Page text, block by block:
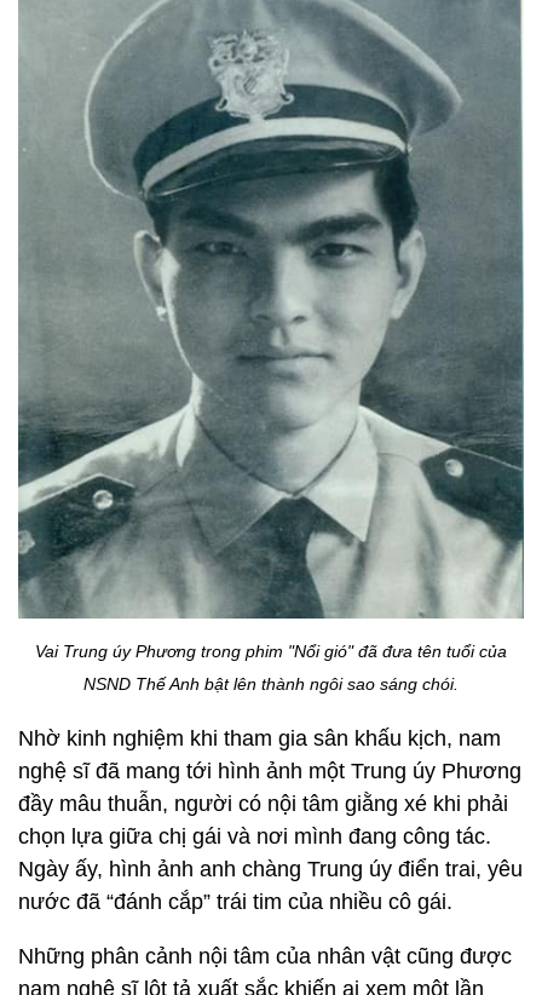
Vai Trung úy Phương trong phim "Nổi gió" đã đưa tên tuổi của
NSND Thế Anh bật lên thành ngôi sao sáng chói.
Nhờ kinh nghiệm khi tham gia sân khấu kịch, nam
nghệ sĩ đã mang tới hình ảnh một Trung úy Phương
đầy mâu thuẫn, người có nội tâm giằng xé khi phải
chọn lựa giữa chị gái và nơi mình đang công tác.
Ngày ấy, hình ảnh anh chàng Trung úy điển trai, yêu
nước đã “đánh cắp” trái tim của nhiều cô gái.
Những phân cảnh nội tâm của nhân vật cũng được
nam nghệ sĩ lột tả xuất sắc khiến ai xem một lần